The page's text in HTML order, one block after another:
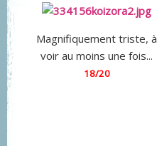
Magnifiquement triste, à
voir au moins une fois...
18/20